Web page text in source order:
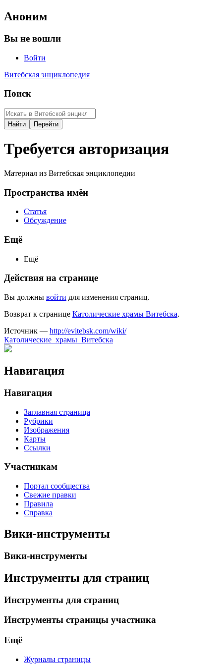
Аноним
Вы не вошли
Войти
Витебская энциклопедия
Поиск
Требуется авторизация
Материал из Витебская энциклопедии
Пространства имён
Статья
Обсуждение
Ещё
Ещё
Действия на странице
Вы должны войти для изменения страниц.
Возврат к странице Католические храмы Витебска.
Источник — http://evitebsk.com/wiki/
Католические_храмы_Витебска
Навигация
Навигация
Заглавная страница
Рубрики
Изображения
Карты
Ссылки
Участникам
Портал сообщества
Свежие правки
Правила
Справка
Вики-инструменты
Вики-инструменты
Инструменты для страниц
Инструменты для страниц
Инструменты страницы участника
Ещё
Журналы страницы